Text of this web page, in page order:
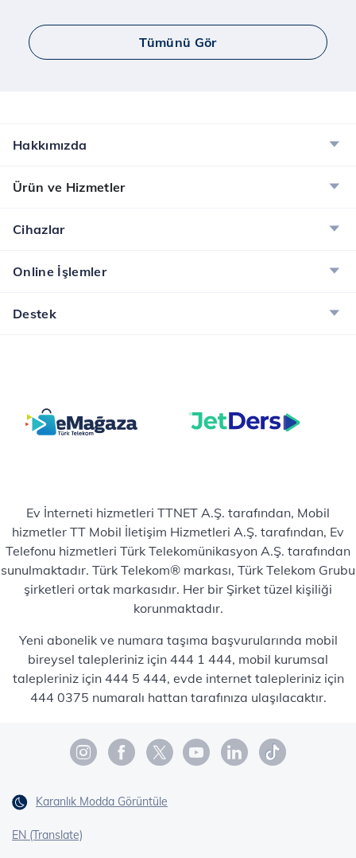
Tümünü Gör
Hakkımızda
Ürün ve Hizmetler
Cihazlar
Online İşlemler
Destek
Ev İnterneti hizmetleri TTNET A.Ş. tarafından, Mobil
hizmetler TT Mobil İletişim Hizmetleri A.Ş. tarafından, Ev
Telefonu hizmetleri Türk Telekomünikasyon A.Ş. tarafından
sunulmaktadır. Türk Telekom® markası, Türk Telekom Grubu
şirketleri ortak markasıdır. Her bir Şirket tüzel kişiliği
korunmaktadır.
Yeni abonelik ve numara taşıma başvurularında mobil
bireysel talepleriniz için 444 1 444, mobil kurumsal
talepleriniz için 444 5 444, evde internet talepleriniz için
444 0375 numaralı hattan tarafınıza ulaşılacaktır.
Karanlık Modda Görüntüle
EN (Translate)